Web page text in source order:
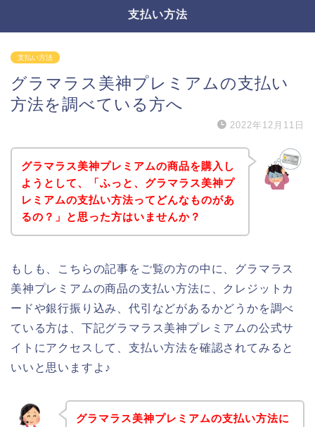
支払い方法
支払い方法
グラマラス美神プレミアムの支払い
方法を調べている方へ
2022年12月11日
グラマラス美神プレミアムの商品を購入し
ようとして、「ふっと、グラマラス美神プ
レミアムの支払い方法ってどんなものがあ
るの？」と思った方はいませんか？
もしも、こちらの記事をご覧の方の中に、グラマラス
美神プレミアムの商品の支払い方法に、クレジットカ
ードや銀行振り込み、代引などがあるかどうかを調べ
ている方は、下記グラマラス美神プレミアムの公式サ
イトにアクセスして、支払い方法を確認されてみると
いいと思いますよ♪
グラマラス美神プレミアムの支払い方法に